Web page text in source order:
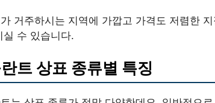
거주하시는 지역에 가깝고 가격도 저렴한
실 수 있습니다.
트 상표 종류별 특징